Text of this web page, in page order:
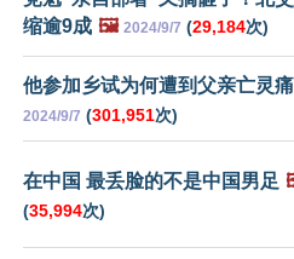
缩逾9成 🖼️ 2024/9/7 (29,184次)
他参加乡试为何遭到父亲亡灵
2024/9/7 (301,951次)
在中国 最丢脸的不是中国男足
(35,994次)